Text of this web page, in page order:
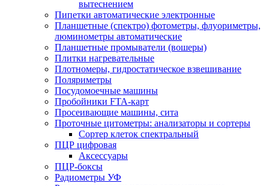
вытеснением
Пипетки автоматические электронные
Планшетные (спектро) фотометры, флуориметры,
люминометры автоматические
Планшетные промыватели (вошеры)
Плитки нагревательные
Плотномеры, гидростатическое взвешивание
Поляриметры
Посудомоечные машины
Пробойники FTA-карт
Просеивающие машины, сита
Проточные цитометры: анализаторы и сортеры
Сортер клеток спектральный
ПЦР цифровая
Аксессуары
ПЦР-боксы
Радиометры УФ